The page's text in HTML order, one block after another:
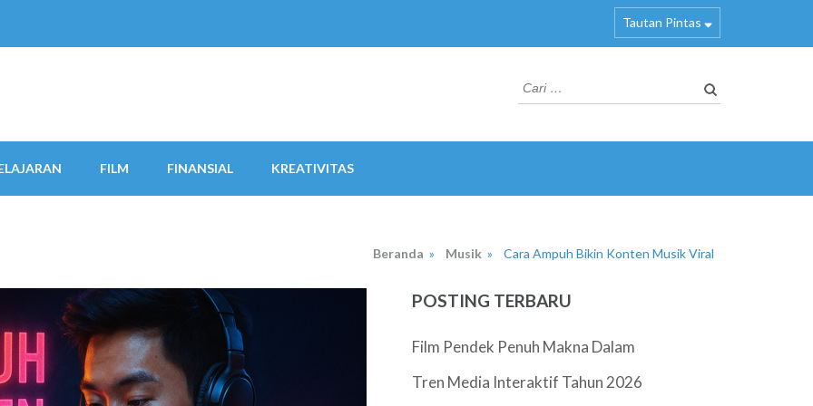
Tautan Pintas
Cari
untuk:
FILM FINANSIAL KREATIVITAS
Beranda » Musik » Cara Ampuh Bikin Konten Musik Viral
POSTING TERBARU
Film Pendek Penuh Makna Dalam
Tren Media Interaktif Tahun 2026